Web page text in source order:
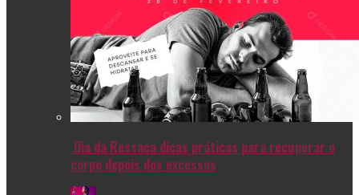
Dia da Ressaca dicas práticas para recuperar o
corpo depois dos excessos